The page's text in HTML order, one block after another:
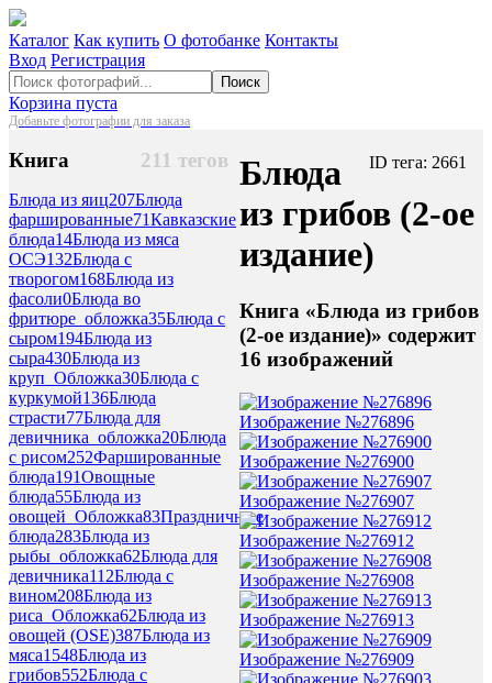
Каталог Как купить О фотобанке Контакты
Вход Регистрация
Поиск
Корзина пуста
Добавьте фотографии для заказа
211 тегов
Книга
Блюда из яиц207Блюда
фаршированные71Кавказские
блюда14Блюда из мяса
ОСЭ132Блюда с
творогом168Блюда из
фасоли0Блюда во
фритюре_обложка35Блюда с
сыром194Блюда из
сыра430Блюда из
круп_Обложка30Блюда с
куркумой136Блюда
страсти77Блюда для
девичника_обложка20Блюда
с рисом252Фаршированные
блюда191Овощные
блюда55Блюда из
овощей_Обложка83Праздничные
блюда283Блюда из
рыбы_обложка62Блюда для
девичника112Блюда с
вином208Блюда из
риса_Обложка62Блюда из
овощей (OSE)387Блюда из
мяса1548Блюда из
грибов552Блюда с
ID тега: 2661
Блюда
из грибов (2-ое
издание)
Книга «Блюда из грибов
(2-ое издание)» содержит
16 изображений
Изображение №276896
Изображение №276900
Изображение №276907
Изображение №276912
Изображение №276908
Изображение №276913
Изображение №276909